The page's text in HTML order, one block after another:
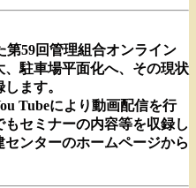
第59回管理組合オンライン
駐車場平面化へ、その現状
ます。
Tubeにより動画配信を行
セミナーの内容等を収録し
ンターのホームページから